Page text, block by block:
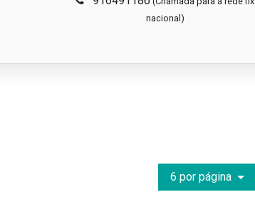
nacional)
6 por página